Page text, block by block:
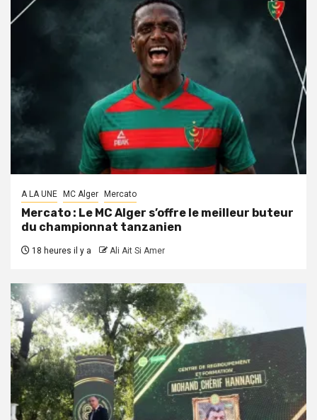
A LA UNE MC Alger Mercato
Mercato : Le MC Alger s’offre le meilleur buteur
du championnat tanzanien
18 heures il y a Ali Ait Si Amer